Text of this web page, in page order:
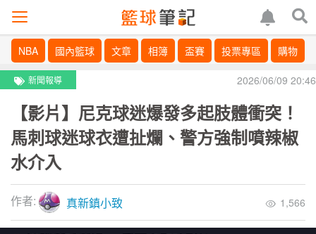
NBA 國內籃球 文章 相簿 盃賽 投票專區 購物
新聞報導 2026/06/09 20:46
【影片】尼克球迷爆發多起肢體衝突！
馬刺球迷球衣遭扯爛、警方強制噴辣椒
水介入
作者: 真新鎮小致 1,566